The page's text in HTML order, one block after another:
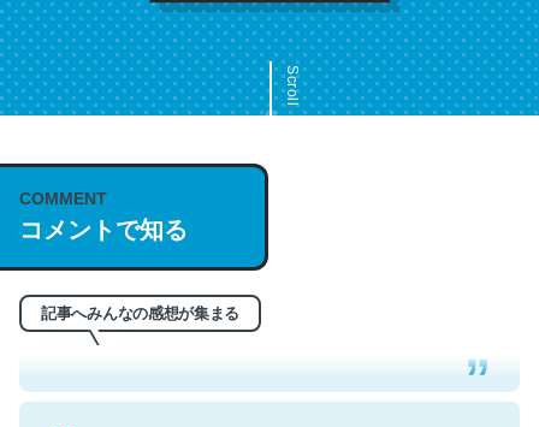
Scroll
COMMENT
コメントで知る
記事へみんなの感想が集まる
これは名文。彼はとてもクレバーなんだろうなと凄く思
う。英語少しでも読める人は原文もお勧め。自分はこの流
─今のこの状況が信じられるかい？ by ラーズ・ヌートバー